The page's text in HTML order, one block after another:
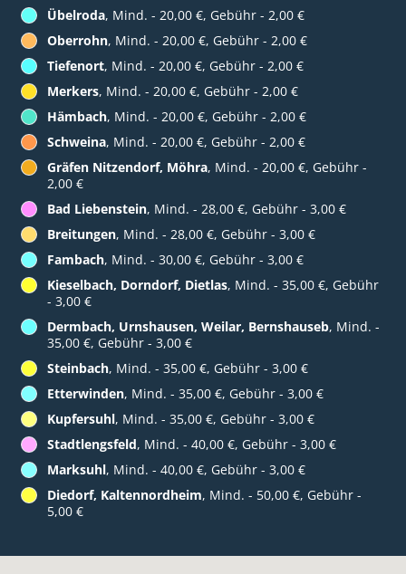
Übelroda, Mind. - 20,00 €, Gebühr - 2,00 €
Oberrohn, Mind. - 20,00 €, Gebühr - 2,00 €
Tiefenort, Mind. - 20,00 €, Gebühr - 2,00 €
Merkers, Mind. - 20,00 €, Gebühr - 2,00 €
Hämbach, Mind. - 20,00 €, Gebühr - 2,00 €
Schweina, Mind. - 20,00 €, Gebühr - 2,00 €
Gräfen Nitzendorf, Möhra, Mind. - 20,00 €, Gebühr -
2,00 €
Bad Liebenstein, Mind. - 28,00 €, Gebühr - 3,00 €
Breitungen, Mind. - 28,00 €, Gebühr - 3,00 €
Fambach, Mind. - 30,00 €, Gebühr - 3,00 €
Kieselbach, Dorndorf, Dietlas, Mind. - 35,00 €, Gebühr
- 3,00 €
Dermbach, Urnshausen, Weilar, Bernshauseb, Mind. -
35,00 €, Gebühr - 3,00 €
Steinbach, Mind. - 35,00 €, Gebühr - 3,00 €
Etterwinden, Mind. - 35,00 €, Gebühr - 3,00 €
Kupfersuhl, Mind. - 35,00 €, Gebühr - 3,00 €
Stadtlengsfeld, Mind. - 40,00 €, Gebühr - 3,00 €
Marksuhl, Mind. - 40,00 €, Gebühr - 3,00 €
Diedorf, Kaltennordheim, Mind. - 50,00 €, Gebühr -
5,00 €